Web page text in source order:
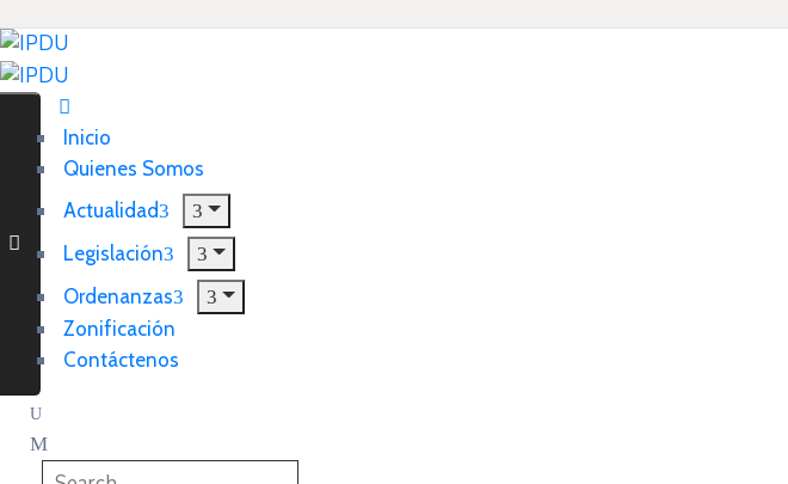
Inicio
Quienes Somos
Actualidad
Legislación
Ordenanzas
Zonificación
Contáctenos